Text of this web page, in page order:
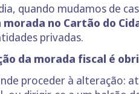
quando mudamos de
no Cartão do
privadas.
da morada fiscal é
proceder à alteração: